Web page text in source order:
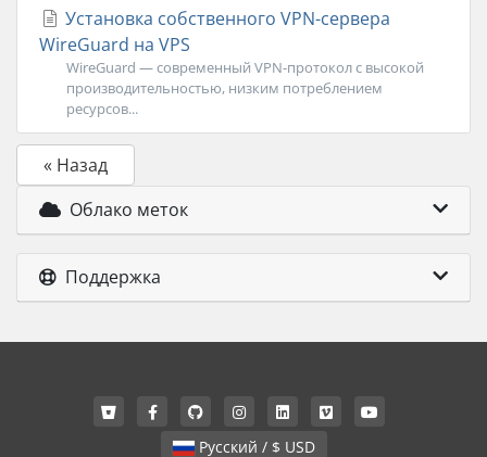
Установка собственного VPN-сервера
WireGuard на VPS
WireGuard — современный VPN-протокол с высокой
производительностью, низким потреблением
ресурсов...
« Назад
Облако меток
Поддержка
Русский / $ USD